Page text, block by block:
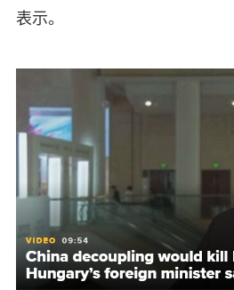
表示。